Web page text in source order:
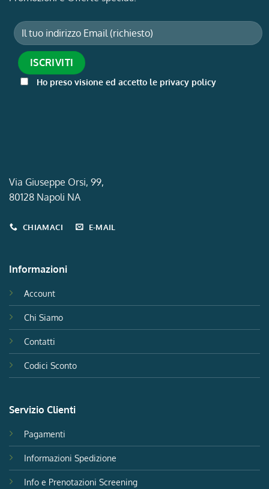
Ho preso visione ed accetto le privacy policy
Via Giuseppe Orsi, 99,
80128 Napoli NA
CHIAMACI E-MAIL
Informazioni
Account
Chi Siamo
Contatti
Codici Sconto
Servizio Clienti
Pagamenti
Informazioni Spedizione
Info e Prenotazioni Screening